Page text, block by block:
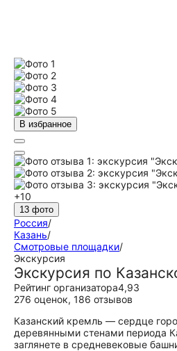
В избранное
+10
13 фото
Россия/
Казань/
Смотровые площадки/
Экскурсия
Экскурсия по
Рейтинг организатора4,93
276 оценок, 186 отзывов
Казанский кремль — сердце
деревянными стенами периода
заглянете в средневековые